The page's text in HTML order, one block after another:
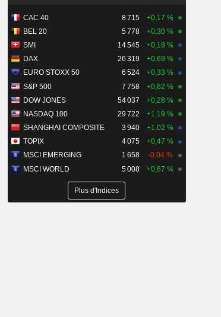
CAC 40 8 715
+0,17 %
BEL 20
5 778
+0,30 %
SMI
14 545
+0,18 %
DAX
26 319
+0,69 %
EURO STOXX 50
6 524
+0,33 %
S&P 500
7 758
+0,62 %
DOW JONES
54 037
+0,28 %
NASDAQ 100
29 722
+1,19 %
SHANGHAI COMPOSITE
3 940
+1,02 %
TOPIX
4 075
+0,47 %
MSCI EMERGING
1 658
-0,04 %
MSCI WORLD
5 008 +0,67 %
Plus d'Indices